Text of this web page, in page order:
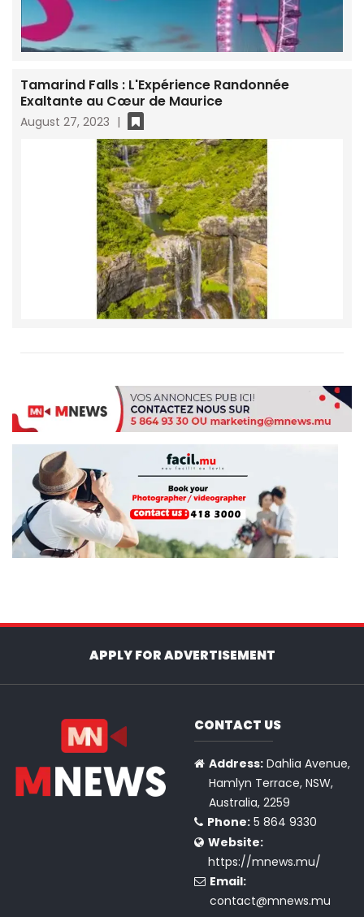
Tamarind Falls : L'Expérience Randonnée
Exaltante au Cœur de Maurice
August 27, 2023 |
APPLY FOR ADVERTISEMENT
CONTACT US
Address: Dahlia Avenue,
Hamlyn Terrace, NSW,
Australia, 2259
Phone: 5 864 9330
Website:
https://mnews.mu/
Email:
contact@mnews.mu